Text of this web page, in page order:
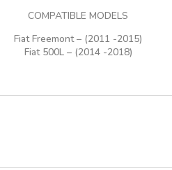
COMPATIBLE MODELS
Fiat Freemont – (2011 -2015)
Fiat 500L – (2014 -2018)